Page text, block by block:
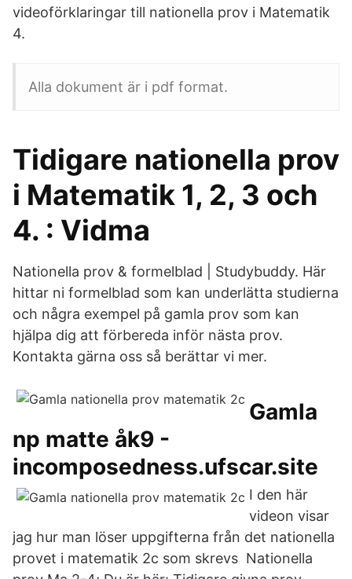
videoförklaringar till nationella prov i Matematik
4.
Alla dokument är i pdf format.
Tidigare nationella prov
i Matematik 1, 2, 3 och
4. : Vidma
Nationella prov & formelblad | Studybuddy. Här
hittar ni formelblad som kan underlätta studierna
och några exempel på gamla prov som kan
hjälpa dig att förbereda inför nästa prov.
Kontakta gärna oss så berättar vi mer.
Gamla
np matte åk9 -
incomposedness.ufscar.site
I den här
videon visar
jag hur man löser uppgifterna från det nationella
provet i matematik 2c som skrevs Nationella